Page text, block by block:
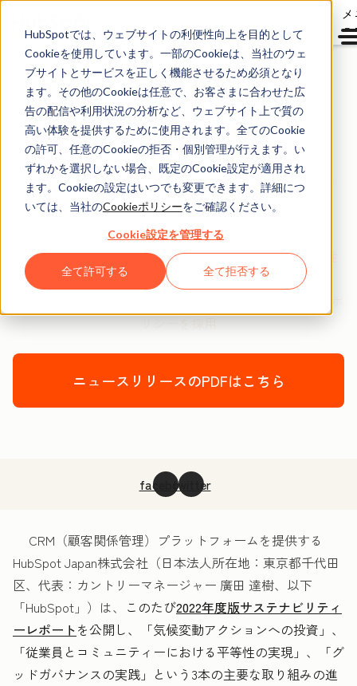
HubSpotでは、ウェブサイトの利便性向上を目的として
Cookieを使用しています。一部のCookieは、当社のウェ
ブサイトとサービスを正しく機能させるため必須となり
ます。その他のCookieは任意で、お客さまに合わせた広
告の配信や利用状況の分析など、ウェブサイト上で質の
高い体験を提供するために使用されます。全てのCookie
の許可、任意のCookieの拒否・個別管理が行えます。い
ずれかを選択しない場合、既定のCookie設定が適用され
ます。Cookieの設定はいつでも変更できます。詳細につ
いては、当社のCookieポリシーをご確認ください。
Cookie設定を管理する
全て許可する 全て拒否する
2022年9月30日
HubSpotが2022年度版
サステナビリティーレ
ポートを発表
多様性における取り組みにおいて管理職の過半数が女性
に、
リシーを採用
ニュースリリースのPDFはこちら
facebooktwitter
CRM（顧客関係管理）プラットフォームを提供する
HubSpot Japan株式会社（日本法人所在地：東京都千代田
区、代表：カントリーマネージャー 廣田 達樹、以下
「HubSpot」）は、 このたび2022年度版サステナビリティ
ーレポートを公開し、「気候変動アクションへの投資」、
「従業員とコミュニティーにおける平等性の実現」、「グ
ッドガバナンスの実践」という3本の主要な取り組みの進